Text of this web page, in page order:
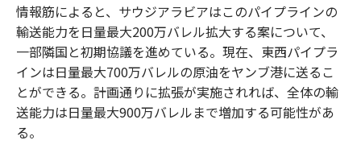
情報筋によると、サウジアラビアはこのパイプラインの
輸送能力を日量最大200万バレル拡大する案について、
一部隣国と初期協議を進めている。現在、東西パイプラ
インは日量最大700万バレルの原油をヤンブ港に送るこ
とができる。計画通りに拡張が実施されれば、全体の輸
送能力は日量最大900万バレルまで増加する可能性があ
る。